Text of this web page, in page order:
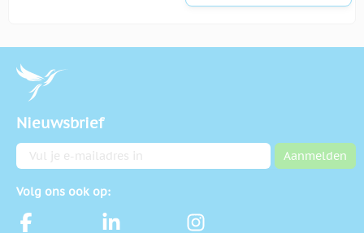
Nieuwsbrief
E-mailadres Aanmelden
Volg ons ook op: